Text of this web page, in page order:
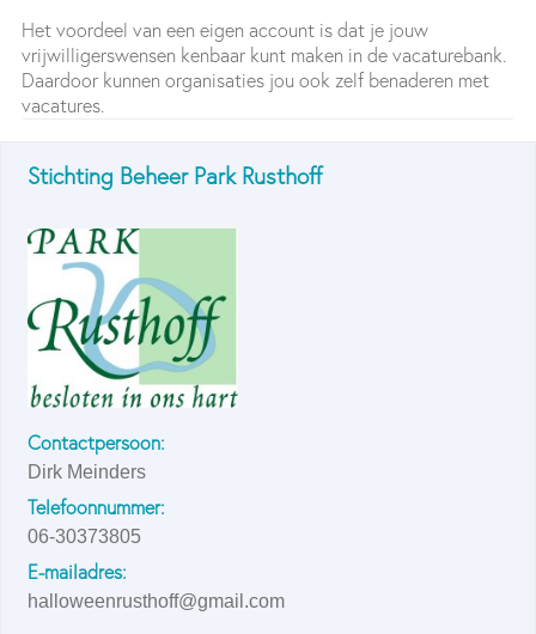
Het voordeel van een eigen account is dat je jouw
vrijwilligerswensen kenbaar kunt maken in de vacaturebank.
Daardoor kunnen organisaties jou ook zelf benaderen met
vacatures.
Stichting Beheer Park Rusthoff
Contactpersoon:
Dirk Meinders
Telefoonnummer:
06-30373805
E-mailadres:
halloweenrusthoff@gmail.com